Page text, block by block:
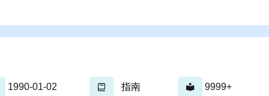
1990-01-02 指南 9999+